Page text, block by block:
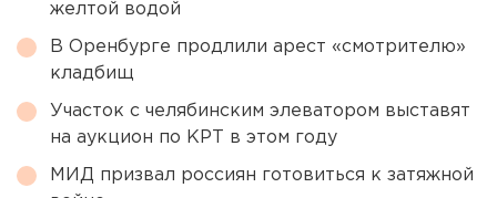
желтой водой
В Оренбурге продлили арест «смотрителю»
кладбищ
Участок с челябинским элеватором выставят
на аукцион по КРТ в этом году
МИД призвал россиян готовиться к затяжной